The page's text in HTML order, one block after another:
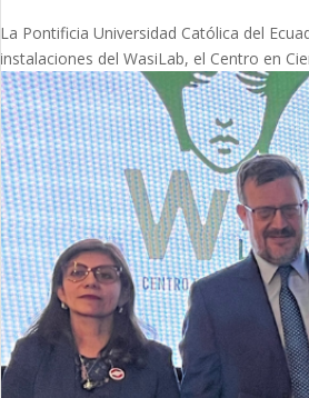
La Pontificia Universidad Católica del
instalaciones del WasiLab, el Centro en